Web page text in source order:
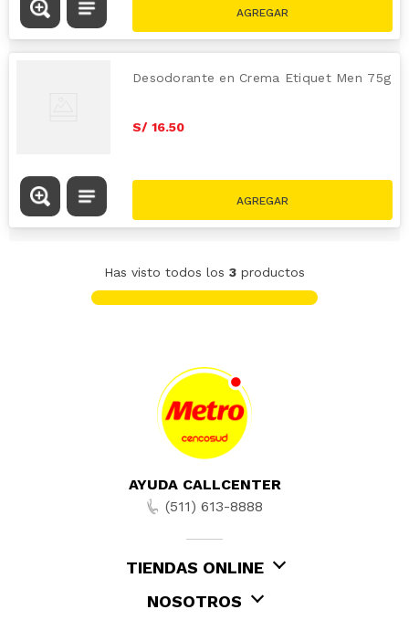
Desodorante en Crema Etiquet Men 75g
S/ 16.50
Has visto todos los 3 productos
AYUDA CALLCENTER
(511) 613-8888
TIENDAS ONLINE
NOSOTROS